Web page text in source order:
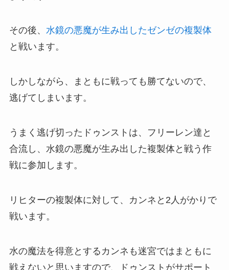
その後、 水鏡の悪魔が生み出したゼンゼの複製体
と戦います。
しかしながら、まともに戦っても勝てないので、
逃げてしまいます。
うまく逃げ切ったドゥンストは、フリーレン達と
合流し、水鏡の悪魔が生み出した複製体と戦う作
戦に参加します。
リヒターの複製体に対して、カンネと2人がかりで
戦います。
水の魔法を得意とするカンネも迷宮ではまともに
戦えないと思いますので、ドゥンストがサポート